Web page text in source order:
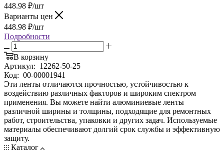
448.98 ₽/шт
Варианты цен
448.98 ₽/шт
Подробности
В корзину
Артикул: 12262-50-25
Код: 00-00001941
Эти ленты отличаются прочностью, устойчивостью к
воздействию различных факторов и широким спектром
применения. Вы можете найти алюминиевые ленты
различной ширины и толщины, подходящие для ремонтных
работ, строительства, упаковки и других задач. Используемые
материалы обеспечивают долгий срок службы и эффективную
защиту.
Каталог